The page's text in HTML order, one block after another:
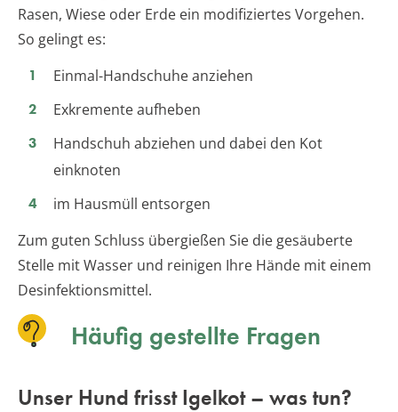
Rasen, Wiese oder Erde ein modifiziertes Vorgehen.
So gelingt es:
Einmal-Handschuhe anziehen
Exkremente aufheben
Handschuh abziehen und dabei den Kot
einknoten
im Hausmüll entsorgen
Zum guten Schluss übergießen Sie die gesäuberte
Stelle mit Wasser und reinigen Ihre Hände mit einem
Desinfektionsmittel.
Häufig gestellte Fragen
Unser Hund frisst Igelkot – was tun?